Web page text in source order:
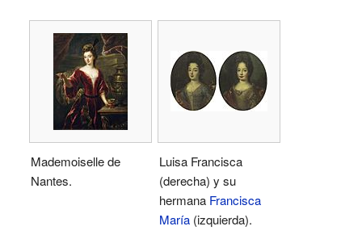
Mademoiselle de
Nantes.
Luisa Francisca
(derecha) y su
hermana Francisca
María (izquierda).